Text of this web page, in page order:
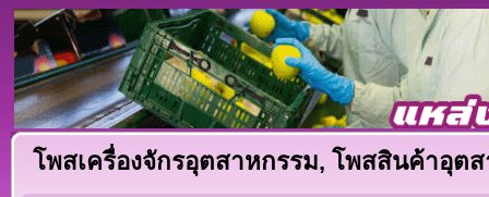
โพสเครื่องจักรอุตสาหกรรม, โพสสินค้าอุต